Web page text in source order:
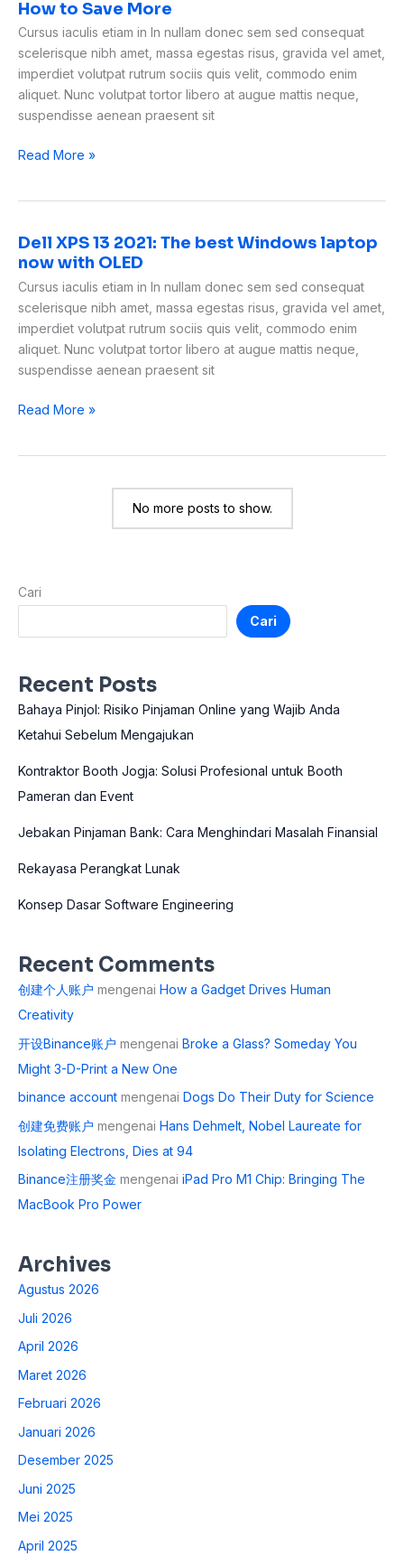
How to Save More
Cursus iaculis etiam in In nullam donec sem sed consequat
scelerisque nibh amet, massa egestas risus, gravida vel amet,
imperdiet volutpat rutrum sociis quis velit, commodo enim
aliquet. Nunc volutpat tortor libero at augue mattis neque,
suspendisse aenean praesent sit
Read More »
Dell XPS 13 2021: The best Windows laptop
now with OLED
Cursus iaculis etiam in In nullam donec sem sed consequat
scelerisque nibh amet, massa egestas risus, gravida vel amet,
imperdiet volutpat rutrum sociis quis velit, commodo enim
aliquet. Nunc volutpat tortor libero at augue mattis neque,
suspendisse aenean praesent sit
Dell
XPS
13
2021:
The
best
Windows
now
Read More »
No more posts to show.
Cari
Cari
Recent Posts
Bahaya Pinjol: Risiko Pinjaman Online yang Wajib Anda
Ketahui Sebelum Mengajukan
Kontraktor Booth Jogja: Solusi Profesional untuk Booth
Pameran dan Event
Jebakan Pinjaman Bank: Cara Menghindari Masalah Finansial
Rekayasa Perangkat Lunak
Konsep Dasar Software Engineering
Recent Comments
创建个人账户 mengenai How a Gadget Drives Human
Creativity
开设Binance账户 mengenai Broke a Glass? Someday You
Might 3-D-Print a New One
binance account mengenai Dogs Do Their Duty for Science
创建免费账户 mengenai Hans Dehmelt, Nobel Laureate for
Isolating Electrons, Dies at 94
Binance注册奖金 mengenai iPad Pro M1 Chip: Bringing The
MacBook Pro Power
Archives
Agustus 2026
Juli 2026
April 2026
Maret 2026
Februari 2026
Januari 2026
Desember 2025
Juni 2025
Mei 2025
April 2025